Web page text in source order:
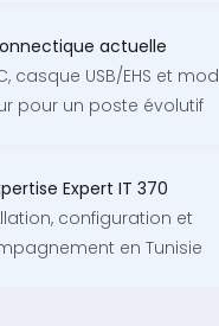
actuelle
casque USB/EHS et
pour un poste évolutif
Expert IT 370
configuration et
en Tunisie